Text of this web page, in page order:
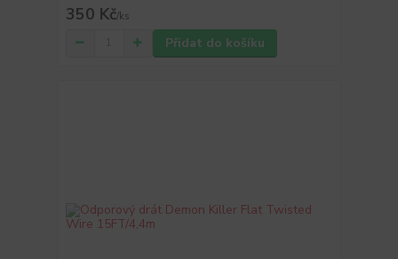
350 Kč/ks
Přidat do košíku